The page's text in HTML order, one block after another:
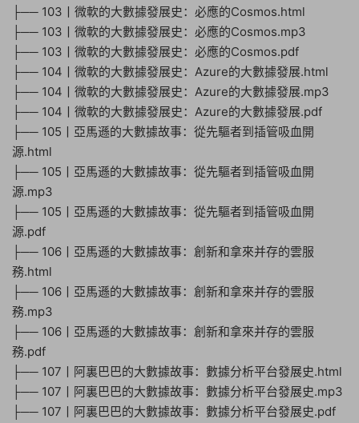
├── 103丨微軟的大數據發展史：必應的Cosmos.html
├── 103丨微軟的大數據發展史：必應的Cosmos.mp3
├── 103丨微軟的大數據發展史：必應的Cosmos.pdf
├── 104丨微軟的大數據發展史：Azure的大數據發展.html
├── 104丨微軟的大數據發展史：Azure的大數據發展.mp3
├── 104丨微軟的大數據發展史：Azure的大數據發展.pdf
├── 105丨亞馬遜的大數據故事：從先驅者到插管吸血開
源.html
├── 105丨亞馬遜的大數據故事：從先驅者到插管吸血開
源.mp3
├── 105丨亞馬遜的大數據故事：從先驅者到插管吸血開
源.pdf
├── 106丨亞馬遜的大數據故事：創新和拿來并存的雲服
務.html
├── 106丨亞馬遜的大數據故事：創新和拿來并存的雲服
務.mp3
├── 106丨亞馬遜的大數據故事：創新和拿來并存的雲服
務.pdf
├── 107丨阿裏巴巴的大數據故事：數據分析平台發展史.html
├── 107丨阿裏巴巴的大數據故事：數據分析平台發展史.mp3
├── 107丨阿裏巴巴的大數據故事：數據分析平台發展史.pdf